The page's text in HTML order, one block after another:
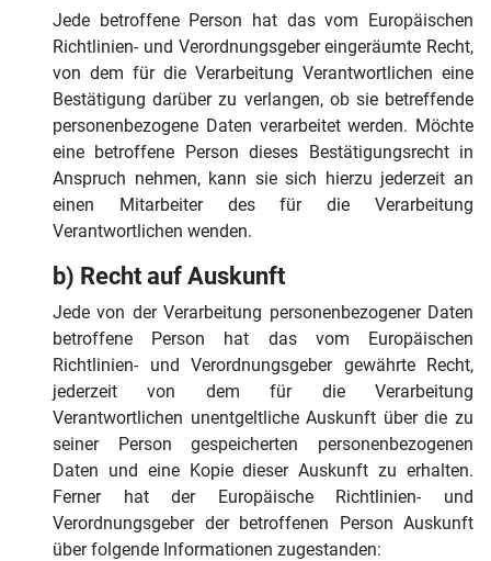
Jede betroffene Person hat das vom Europäischen
Richtlinien- und Verordnungsgeber eingeräumte Recht,
von dem für die Verarbeitung Verantwortlichen eine
Bestätigung darüber zu verlangen, ob sie betreffende
personenbezogene Daten verarbeitet werden. Möchte
eine betroffene Person dieses Bestätigungsrecht in
Anspruch nehmen, kann sie sich hierzu jederzeit an
einen Mitarbeiter des für die Verarbeitung
Verantwortlichen wenden.
b) Recht auf Auskunft
Jede von der Verarbeitung personenbezogener Daten
betroffene Person hat das vom Europäischen
Richtlinien- und Verordnungsgeber gewährte Recht,
jederzeit von dem für die Verarbeitung
Verantwortlichen unentgeltliche Auskunft über die zu
seiner Person gespeicherten personenbezogenen
Daten und eine Kopie dieser Auskunft zu erhalten.
Ferner hat der Europäische Richtlinien- und
Verordnungsgeber der betroffenen Person Auskunft
über folgende Informationen zugestanden: